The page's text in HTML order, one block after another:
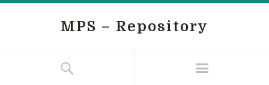
MPS – Repository